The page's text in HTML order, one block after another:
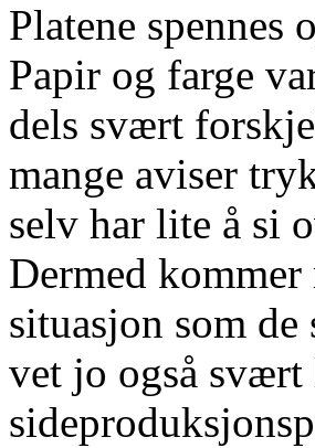
Platene
Papir og farge
dels svært
mange aviser
selv har lite å si
Dermed kommer
situasjon som de
vet jo også svært